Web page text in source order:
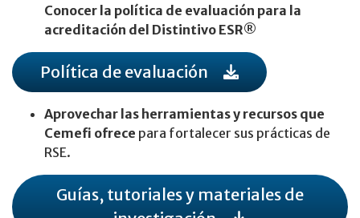
Conocer la política de evaluación para la
acreditación del Distintivo ESR®
Política de evaluación
Aprovechar las herramientas y recursos que
Cemefi ofrece para fortalecer sus prácticas de
RSE.
Guías, tutoriales y materiales de